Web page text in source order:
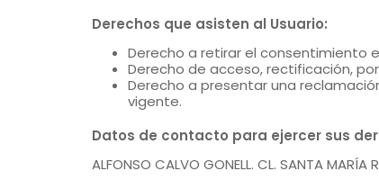
Derechos que asisten al Usuario:
Derecho a retirar el consentimiento
Derecho de acceso, rectificación,
Derecho a presentar una
vigente.
Datos de contacto para ejercer sus
ALFONSO CALVO GONELL. CL. SANTA